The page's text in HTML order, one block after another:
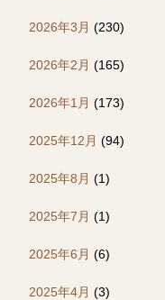
2026年3月 (230)
2026年2月 (165)
2026年1月 (173)
2025年12月 (94)
2025年8月 (1)
2025年7月 (1)
2025年6月 (6)
2025年4月 (3)